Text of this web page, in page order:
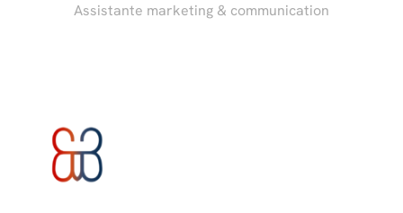
Assistante marketing & communication